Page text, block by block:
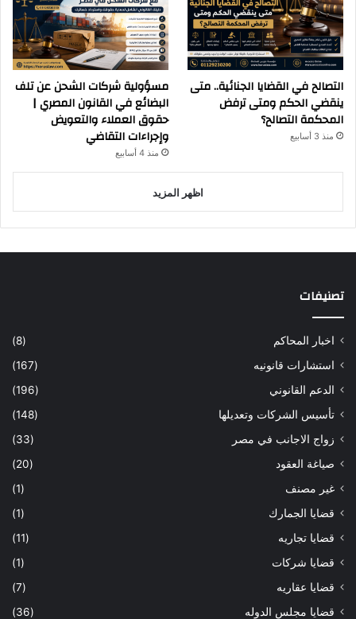
التصالح في القضايا الجنائية.. متى
ينقضي الحكم ومتى ترفض
المحكمة التصالح؟
منذ 3 أسابيع
مسؤولية شركات الشحن عن تلف
البضائع في القانون المصري |
حقوق العملاء والتعويض
وإجراءات التقاضي
منذ 4 أسابيع
اظهر المزيد
تصنيفات
اخبار المحاكم
(8)
استشارات قانونيه
(167)
الدعم القانوني
(196)
تأسيس الشركات وتعديلها
(148)
زواج الاجانب في مصر
(33)
صياغة العقود
(20)
غير مصنف
(1)
قضايا الجمارك
(1)
قضايا تجاريه
(11)
قضايا شركات
(1)
قضايا عقاريه
(7)
قضايا مجلس الدوله
(36)